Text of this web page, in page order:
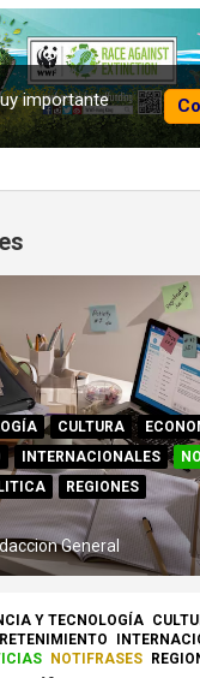
importante
CULTURA
INTERNACIONALES
REGIONES
General
Y TECNOLOGÍA
NOTIFRASES